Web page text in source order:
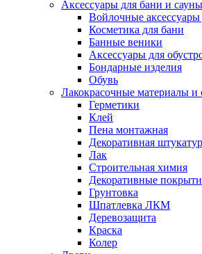
Аксессуары для бани и сауны
Войлочные аксессуары
Косметика для бани
Банные веники
Аксессуары для
Бондарные изделия
Обувь
Лакокрасочные материалы и
Герметики
Клей
Пена монтажная
Декоративная
Лак
Строительная химия
Декоративные
Грунтовка
Шпатлевка ЛКМ
Деревозащита
Краска
Колер